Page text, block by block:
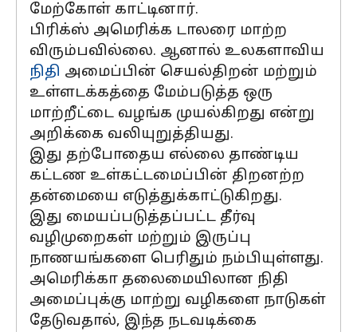
மேற்கோள் காட்டினார்.
பிரிக்ஸ் அமெரிக்க டாலரை மாற்ற
விரும்பவில்லை. ஆனால் உலகளாவிய
நிதி அமைப்பின் செயல்திறன் மற்றும்
உள்ளடக்கத்தை மேம்படுத்த ஒரு
மாற்றீட்டை வழங்க முயல்கிறது என்று
அறிக்கை வலியுறுத்தியது.
இது தற்போதைய எல்லை தாண்டிய
கட்டண உள்கட்டமைப்பின் திறனற்ற
தன்மையை எடுத்துக்காட்டுகிறது.
இது மையப்படுத்தப்பட்ட தீர்வு
வழிமுறைகள் மற்றும் இருப்பு
நாணயங்களை பெரிதும் நம்பியுள்ளது.
அமெரிக்கா தலைமையிலான நிதி
அமைப்புக்கு மாற்று வழிகளை நாடுகள்
தேடுவதால், இந்த நடவடிக்கை